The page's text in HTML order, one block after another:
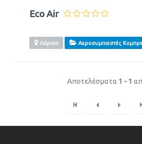
Eco Air
Λάρισα Αεροσυμπιεστές
Αποτελέσματα 1 - 1